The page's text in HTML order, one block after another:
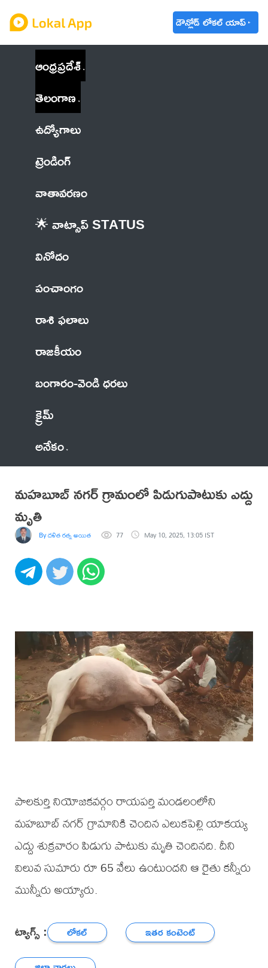
డౌన్లోడ్ లోకల్ యాప్
ఆంధ్రప్రదేశ్
తెలంగాణ
ఉద్యోగాలు
ట్రెండింగ్
వాతావరణం
🌟 వాట్సాప్ STATUS
వినోదం
పంచాంగం
రాశి ఫలాలు
రాజకీయం
బంగారం-వెండి ధరలు
క్రైమ్
అనేకం
మహబూబ్ నగర్ గ్రామంలో పిడుగుపాటుకు ఎద్దు
మృతి
By దళిత రత్న అయిత మల్లేష్ 77 May 10, 2025, 13:05 IST
పాలకుర్తి నియోజకవర్గం రాయపర్తి మండలంలోని
మహబూబ్ నగర్ గ్రామానికి చెందిన ఎలుకపెల్లి యాకయ్య
ఎద్దు శుక్రవారం పిడుగు పాటుకు మృతి చెందినది. దీని
విలువ సుమారు రూ 65 వేలు ఉంటుందని ఆ రైతు కన్నీరు
మున్నీరు అయ్యారు.
ట్యాగ్స్ : లోకల్
ఇతర కంటెంట్